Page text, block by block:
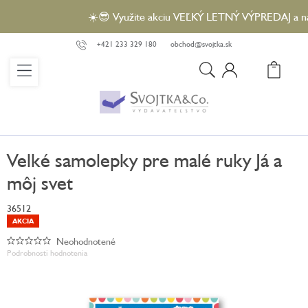
obsah
☀️😎 Využite akciu VEĽKÝ LETNÝ VÝPREDAJ a
+421 233 329 180 obchod@svojtka.sk
Velké samolepky pre malé ruky Já a
môj svet
36512
Podrobnosti hodnotenia
AKCIA
Priemerné
hodnotenie
Neohodnotené